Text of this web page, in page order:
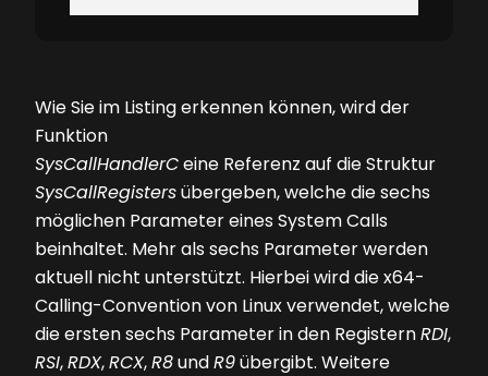
Wie Sie im Listing erkennen können, wird der
Funktion
SysCallHandlerCeine Referenz auf die Struktur
SysCallRegistersübergeben, welche die sechs
möglichen Parameter eines System Calls
beinhaltet. Mehr als sechs Parameter werden
aktuell nicht unterstützt. Hierbei wird die x64-
Calling-Convention von Linux verwendet, welche
die ersten sechs Parameter in den RegisternRDI,
RSI,RDX,RCX,R8undR9übergibt. Weitere